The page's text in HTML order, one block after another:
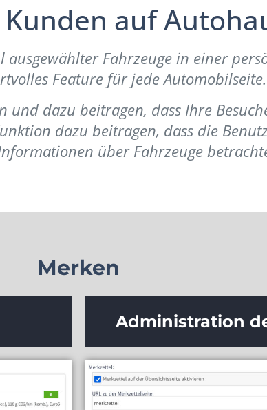
auf
Fahrzeuge in einer
Feature für jede Automobilseite.
und dazu beitragen, dass Ihre
dazu beitragen, dass die
über Fahrzeuge
Merken
Administration